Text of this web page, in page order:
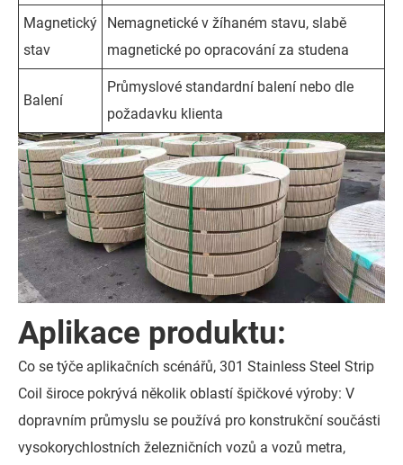
Magnetický
stav
Nemagnetické v žíhaném stavu, slabě
magnetické po opracování za studena
Balení
Průmyslové standardní balení nebo dle
požadavku klienta
Aplikace produktu:
Co se týče aplikačních scénářů, 301 Stainless Steel Strip
Coil široce pokrývá několik oblastí špičkové výroby: V
dopravním průmyslu se používá pro konstrukční součásti
vysokorychlostních železničních vozů a vozů metra,